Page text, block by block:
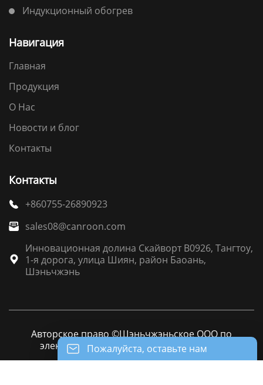
Пожалуйста, оставьте нам
Индукционный обогрев
Навигация
Главная
Продукция
О Нас
Новости и блог
Контакты
Контакты
 +860755-26890923
 sales08@canroon.com

Инновационная долина Скайворт B0926, Тангтоу,
1-я дорога, улица Шиян, район Баоань,
Шэньчжэнь
Авторское право ©Шэньчжэньское ООО по
электрооборудования Канрун(Canroon)